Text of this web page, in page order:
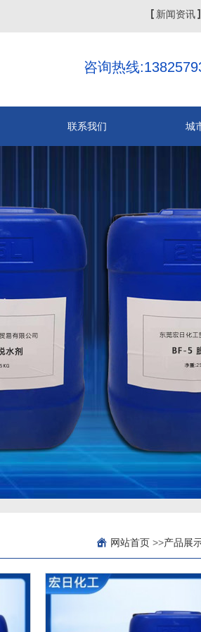
新闻资讯
咨询热线
联系我们 城
网站首页 >>产品展